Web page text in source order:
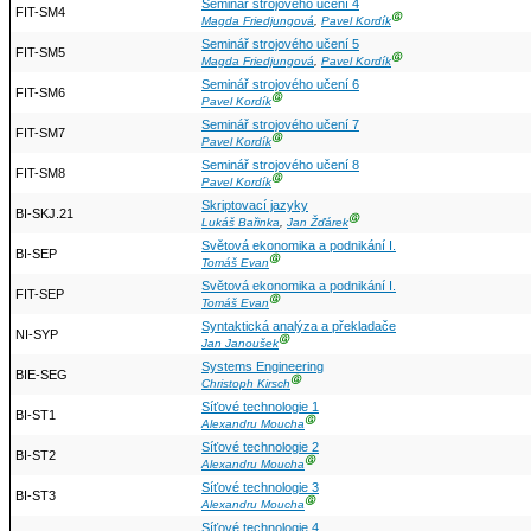
FIT-SM4
Seminář strojového učení 4
Magda Friedjungová, Pavel KordíkⒼ
FIT-SM5
Seminář strojového učení 5
Magda Friedjungová, Pavel KordíkⒼ
FIT-SM6
Seminář strojového učení 6
Pavel KordíkⒼ
FIT-SM7
Seminář strojového učení 7
Pavel KordíkⒼ
FIT-SM8
Seminář strojového učení 8
Pavel KordíkⒼ
BI-SKJ.21
Skriptovací jazyky
Lukáš Bařinka, Jan ŽďárekⒼ
BI-SEP
Světová ekonomika a podnikání I.
Tomáš EvanⒼ
FIT-SEP
Světová ekonomika a podnikání I.
Tomáš EvanⒼ
NI-SYP
Syntaktická analýza a překladače
Jan JanoušekⒼ
BIE-SEG
Systems Engineering
Christoph KirschⒼ
BI-ST1
Síťové technologie 1
Alexandru MouchaⒼ
BI-ST2
Síťové technologie 2
Alexandru MouchaⒼ
BI-ST3
Síťové technologie 3
Alexandru MouchaⒼ
Síťové technologie 4